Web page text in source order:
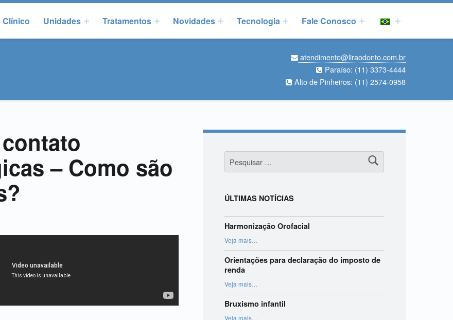
Clínico Unidades Tratamentos Novidades Tecnologia Fale Conosco
atendimento@liraodonto.com.br
Paraíso: (11) 3373-4444
Alto de Pinheiros: (11) 2574-0958
– Como são
Pesquisar por:
ÚLTIMAS NOTÍCIAS
Harmonização Orofacial
Veja mais…
Orientações para declaração do imposto de
renda
Veja mais“Orientações para declaração do imposto de renda”
…
Bruxismo infantil
Veja mais…